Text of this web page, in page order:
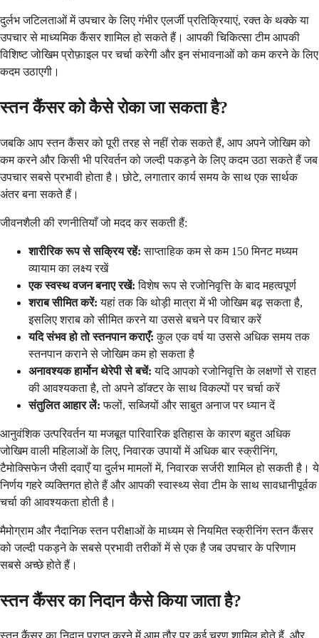
दुर्लभ जटिलताओं में उपचार के लिए गंभीर एलर्जी प्रतिक्रियाएं, रक्त के थक्के या
उपचार से माध्यमिक कैंसर शामिल हो सकते हैं। आपकी चिकित्सा टीम आपकी
विशिष्ट जोखिम प्रोफ़ाइल पर चर्चा करेगी और इन संभावनाओं को कम करने के लिए
कदम उठाएगी।
स्तन कैंसर को कैसे रोका जा सकता है?
जबकि आप स्तन कैंसर को पूरी तरह से नहीं रोक सकते हैं, आप अपने जोखिम को
कम करने और किसी भी परिवर्तन को जल्दी पकड़ने के लिए कदम उठा सकते हैं जब
उपचार सबसे प्रभावी होता है। छोटे, लगातार कार्य समय के साथ एक सार्थक
अंतर बना सकते हैं।
जीवनशैली की रणनीतियाँ जो मदद कर सकती हैं:
शारीरिक रूप से सक्रिय रहें: साप्ताहिक कम से कम 150 मिनट मध्यम
व्यायाम का लक्ष्य रखें
एक स्वस्थ वजन बनाए रखें: विशेष रूप से रजोनिवृत्ति के बाद महत्वपूर्ण
शराब सीमित करें: यहां तक कि थोड़ी मात्रा में भी जोखिम बढ़ सकता है,
इसलिए शराब को सीमित करने या उससे बचने पर विचार करें
यदि संभव हो तो स्तनपान कराएँ: कुल एक वर्ष या उससे अधिक समय तक
स्तनपान कराने से जोखिम कम हो सकता है
अनावश्यक हार्मोन थेरेपी से बचें: यदि आपको रजोनिवृत्ति के लक्षणों से राहत
की आवश्यकता है, तो अपने डॉक्टर के साथ विकल्पों पर चर्चा करें
संतुलित आहार लें: फलों, सब्जियों और साबुत अनाज पर ध्यान दें
आनुवंशिक उत्परिवर्तन या मजबूत पारिवारिक इतिहास के कारण बहुत अधिक
जोखिम वाली महिलाओं के लिए, निवारक उपायों में अधिक बार स्क्रीनिंग,
टैमोक्सिफेन जैसी दवाएँ या दुर्लभ मामलों में, निवारक सर्जरी शामिल हो सकती है। ये
निर्णय गहरे व्यक्तिगत होते हैं और आपकी स्वास्थ्य सेवा टीम के साथ सावधानीपूर्वक
चर्चा की आवश्यकता होती है।
मैमोग्राम और नैदानिक स्तन परीक्षाओं के माध्यम से नियमित स्क्रीनिंग स्तन कैंसर
को जल्दी पकड़ने के सबसे प्रभावी तरीकों में से एक है जब उपचार के परिणाम
सबसे अच्छे होते हैं।
स्तन कैंसर का निदान कैसे किया जाता है?